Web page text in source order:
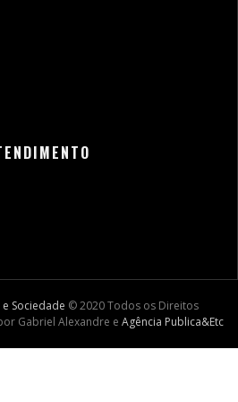
e Sociedade © 2020 Todos os Direitos
Gabriel Alexandre e Agência Publica&Etc